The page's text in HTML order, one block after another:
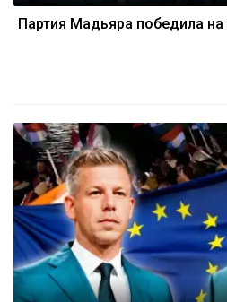
Партия Мадьяра победила на